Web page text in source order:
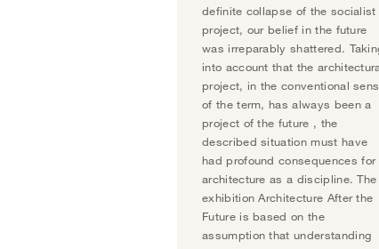
definite collapse of the socialist
project, our belief in the future
was irreparably shattered.
into account that the
project, in the conventional
of the term, has always been a
project of the future , the
described situation must have
had profound consequences for
architecture as a discipline. The
exhibition Architecture After the
Future is based on the
assumption that understanding